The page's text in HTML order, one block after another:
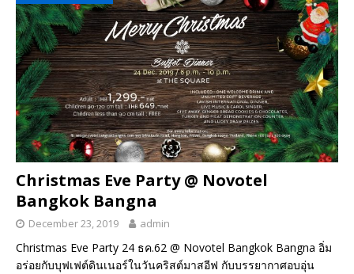
Christmas Eve Party @ Novotel
Bangkok Bangna
December 23, 2019 admin
Christmas Eve Party 24 ธค.62 @ Novotel Bangkok Bangna อิ่ม
อร่อยกับบุฟเฟต์ดินเนอร์ในวันคริสต์มาสอีฟ กับบรรยากาศอบอุ่น